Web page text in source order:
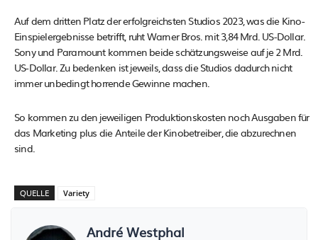
Auf dem dritten Platz der erfolgreichsten Studios 2023, was die Kino-
Einspielergebnisse betrifft, ruht Warner Bros. mit 3,84 Mrd. US-Dollar.
Sony und Paramount kommen beide schätzungsweise auf je 2 Mrd.
US-Dollar. Zu bedenken ist jeweils, dass die Studios dadurch nicht
immer unbedingt horrende Gewinne machen.
So kommen zu den jeweiligen Produktionskosten noch Ausgaben für
das Marketing plus die Anteile der Kinobetreiber, die abzurechnen
sind.
QUELLE Variety
André Westphal